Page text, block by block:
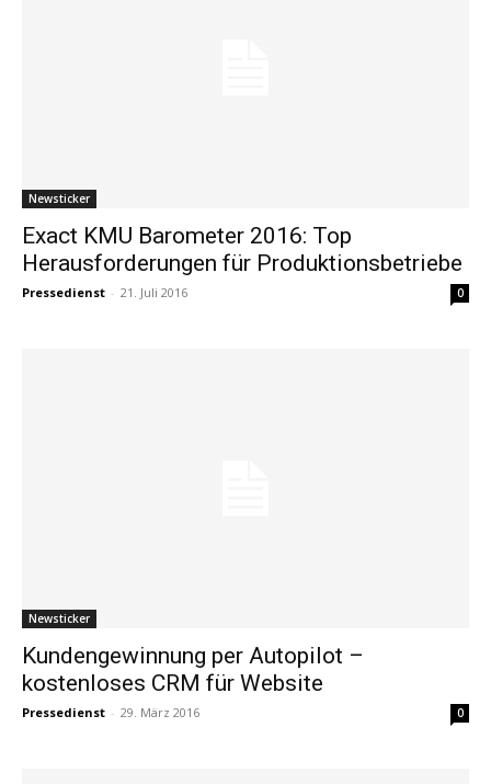
Newsticker
Exact KMU Barometer 2016: Top
Herausforderungen für Produktionsbetriebe
Pressedienst - 21. Juli 2016 0
Newsticker
Kundengewinnung per Autopilot –
kostenloses CRM für Website
Pressedienst - 29. März 2016 0